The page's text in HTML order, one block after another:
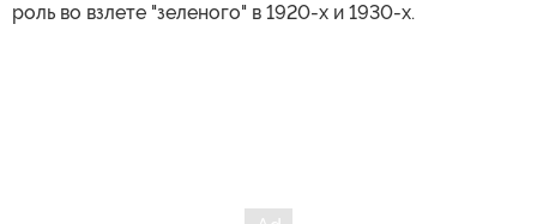
роль во взлете "зеленого" в 1920-х и 1930-х.